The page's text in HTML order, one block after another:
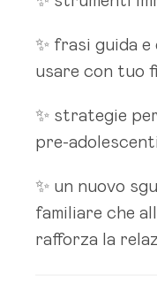
✨ frasi guida e
usare con tuo
✨ strategie
pre-
✨ un nuovo
familiare che
rafforza la